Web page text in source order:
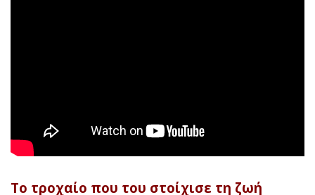
Το τροχαίο που του στοίχισε τη ζωή